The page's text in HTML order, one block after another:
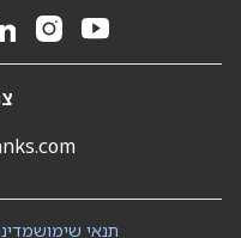
תנאי שימוש